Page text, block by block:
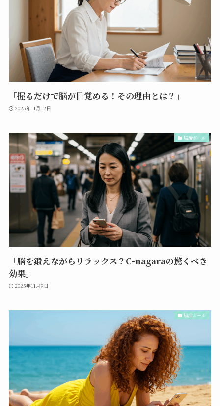
「握るだけで脳が目覚める！その理由とは？」
2025年11月12日
脳活ボール
「脳を鍛えながらリラックス？C-nagaraの驚くべき
効果」
2025年11月9日
脳活ボール